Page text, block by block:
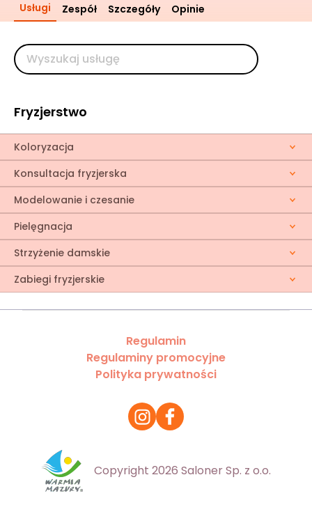
Usługi Zespół Szczegóły Opinie
Fryzjerstwo
Koloryzacja
Konsultacja fryzjerska
Modelowanie i czesanie
Pielęgnacja
Strzyżenie damskie
Zabiegi fryzjerskie
Regulamin
Regulaminy promocyjne
Polityka prywatności
Copyright 2026 Saloner Sp. z o.o.